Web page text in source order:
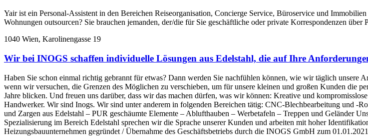
Yair ist ein Personal-Assistent in den Bereichen Reiseorganisation, Concierge Service, Büroservice und
Wohnungen outsourcen? Sie brauchen jemanden, der/die für Sie geschäftliche oder private Korrespondenzen
1040 Wien, Karolinengasse 19
Wir bei INOGS schaffen individuelle Lösungen aus Edelstahl, die auf Ihre
Haben Sie schon einmal richtig gebrannt für etwas? Dann werden Sie nachfühlen können, wie wir täglich unsere
wenn wir versuchen, die Grenzen des Möglichen zu verschieben, um für unsere kleinen und großen Kunden die
Jahre blicken. Und freuen uns darüber, dass wir das machen dürfen, was wir können: Kreative und
Handwerker. Wir sind Inogs. Wir sind unter anderem in folgenden Bereichen tätig: CNC-Blechbearbeitung und -
und Zargen aus Edelstahl – PUR geschäumte Elemente – Ablufthauben – Werbetafeln – Treppen und Geländer
Spezialisierung im Bereich Edelstahl sprechen wir die Sprache unserer Kunden und arbeiten mit hoher
Heizungsbauunternehmen gegründet / Übernahme des Geschäftsbetriebs durch die INOGS GmbH zum